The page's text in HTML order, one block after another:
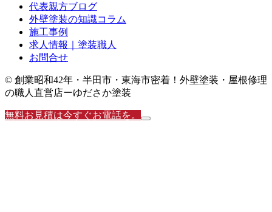
代表親方ブログ
外壁塗装の知識コラム
施工事例
求人情報｜塗装職人
お問合せ
© 創業昭和42年・半田市・東海市密着！外壁塗装・屋根修理
の職人直営店ーゆださか塗装
無料お見積は今すぐお電話を。